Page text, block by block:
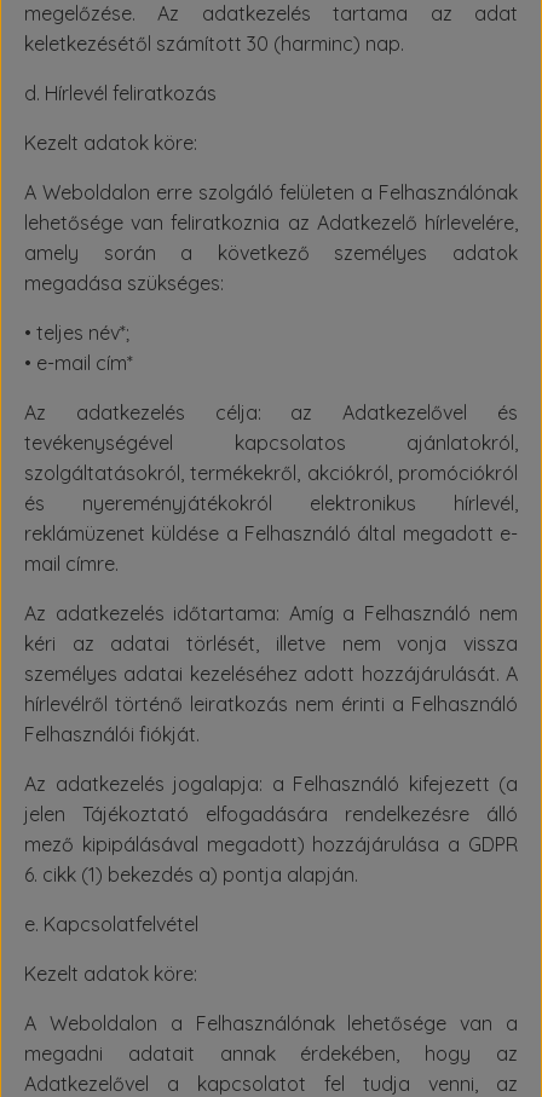
megelőzése. Az adatkezelés tartama az adat
keletkezésétől számított 30 (harminc) nap.
d. Hírlevél feliratkozás
Kezelt adatok köre:
A Weboldalon erre szolgáló felületen a Felhasználónak
lehetősége van feliratkoznia az Adatkezelő hírlevelére,
amely során a következő személyes adatok
megadása szükséges:
• teljes név*;
• e-mail cím*
Az adatkezelés célja: az Adatkezelővel és
tevékenységével kapcsolatos ajánlatokról,
szolgáltatásokról, termékekről, akciókról, promóciókról
és nyereményjátékokról elektronikus hírlevél,
reklámüzenet küldése a Felhasználó által megadott e-
mail címre.
Az adatkezelés időtartama: Amíg a Felhasználó nem
kéri az adatai törlését, illetve nem vonja vissza
személyes adatai kezeléséhez adott hozzájárulását. A
hírlevélről történő leiratkozás nem érinti a Felhasználó
Felhasználói fiókját.
Az adatkezelés jogalapja: a Felhasználó kifejezett (a
jelen Tájékoztató elfogadására rendelkezésre álló
mező kipipálásával megadott) hozzájárulása a GDPR
6. cikk (1) bekezdés a) pontja alapján.
e. Kapcsolatfelvétel
Kezelt adatok köre:
A Weboldalon a Felhasználónak lehetősége van a
megadni adatait annak érdekében, hogy az
Adatkezelővel a kapcsolatot fel tudja venni, az